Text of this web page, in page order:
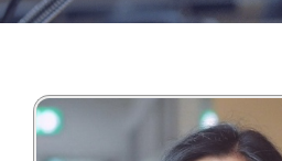
วิชาการ
ร่วม